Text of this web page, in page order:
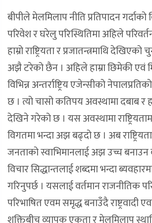
बीपीले मेलमिलाप नीति प्रतिपादन गर्दाको
परिवेश र घरेलु परिस्थितिमा अहिले
हाम्रो राष्ट्रियता र प्रजातन्त्रमाथि
अझै टरेको छैन । अहिले हाम्रा छिमेकी एवं
विभिन्न अन्तर्राष्ट्रिय एजेन्सीको
छ । त्यो चासो कतिपय अवस्थामा दबाब र
देखिने गरेको छ । यस अवस्थामा
विगतमा भन्दा अझ बढ्दो छ । अब
जनताको स्वाभिमानलाई अझ उच्च बनाउन
विचार सिद्धान्तलाई शब्दमा भन्दा
गरिनुपर्छ । यसलाई वर्तमान राजनीतिक
परिभाषित एवम समृद्ध बनाउँदै राष्ट्रवादी